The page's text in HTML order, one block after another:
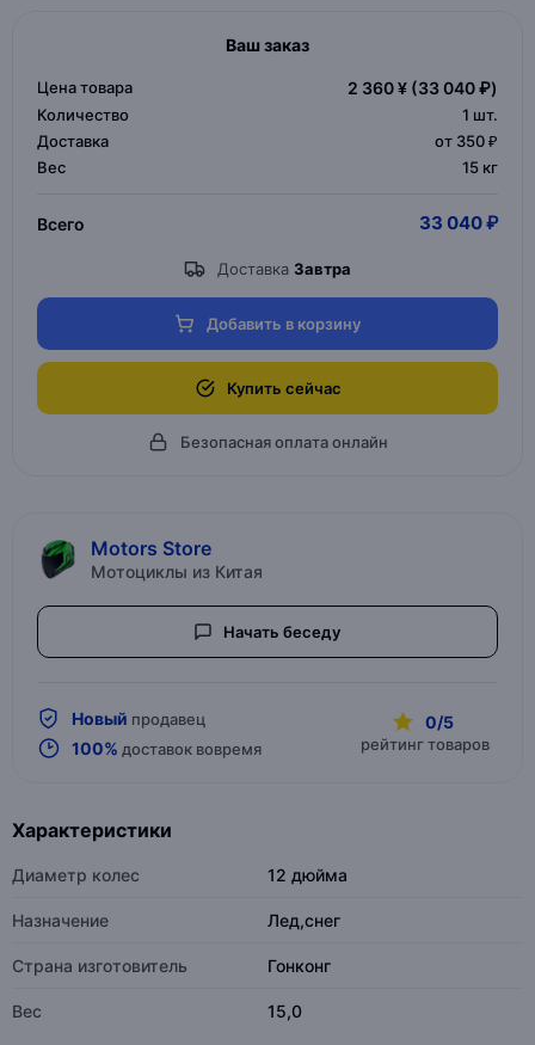
Ваш заказ
Цена товара 2 360 ¥ (33 040 ₽)
Количество 1 шт.
Доставка
от 350 ₽
Вес
15 кг
Всего 33 040 ₽
Доставка Завтра
Добавить в корзину
Купить сейчас
Безопасная оплата онлайн
Motors Store
Мотоциклы из Китая
Начать беседу
Новый продавец
100% доставок вовремя
0/5
рейтинг товаров
Характеристики
Диаметр колес 12 дюйма
Назначение Лед,снег
Страна изготовитель Гонконг
Вес 15,0